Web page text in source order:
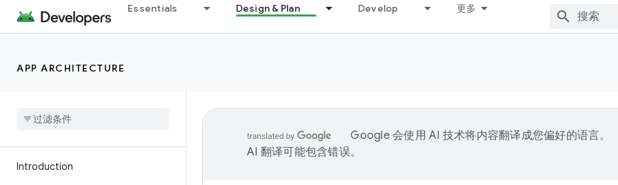
Essentials Design & Plan Develop 更多
APP ARCHITECTURE
Introduction
Google 会使用 AI 技术将内容翻译成您偏好的语言。
AI 翻译可能包含错误。